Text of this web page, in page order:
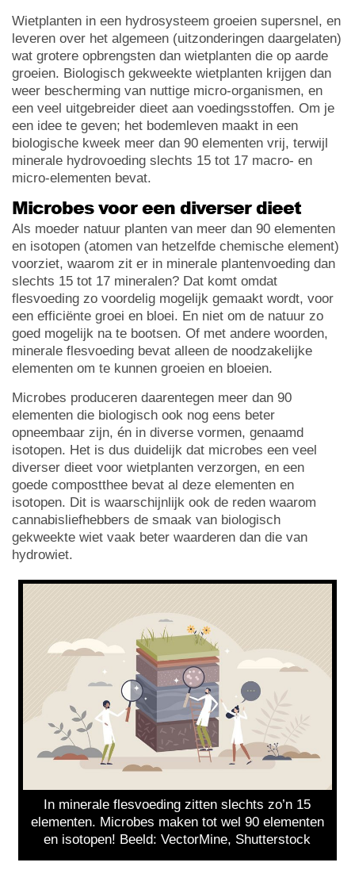
Wietplanten in een hydrosysteem groeien supersnel, en
leveren over het algemeen (uitzonderingen daargelaten)
wat grotere opbrengsten dan wietplanten die op aarde
groeien. Biologisch gekweekte wietplanten krijgen dan
weer bescherming van nuttige micro-organismen, en
een veel uitgebreider dieet aan voedingsstoffen. Om je
een idee te geven; het bodemleven maakt in een
biologische kweek meer dan 90 elementen vrij, terwijl
minerale hydrovoeding slechts 15 tot 17 macro- en
micro-elementen bevat.
Microbes voor een diverser dieet
Als moeder natuur planten van meer dan 90 elementen
en isotopen (atomen van hetzelfde chemische element)
voorziet, waarom zit er in minerale plantenvoeding dan
slechts 15 tot 17 mineralen? Dat komt omdat
flesvoeding zo voordelig mogelijk gemaakt wordt, voor
een efficiënte groei en bloei. En niet om de natuur zo
goed mogelijk na te bootsen. Of met andere woorden,
minerale flesvoeding bevat alleen de noodzakelijke
elementen om te kunnen groeien en bloeien.
Microbes produceren daarentegen meer dan 90
elementen die biologisch ook nog eens beter
opneembaar zijn, én in diverse vormen, genaamd
isotopen. Het is dus duidelijk dat microbes een veel
diverser dieet voor wietplanten verzorgen, en een
goede compostthee bevat al deze elementen en
isotopen. Dit is waarschijnlijk ook de reden waarom
cannabisliefhebbers de smaak van biologisch
gekweekte wiet vaak beter waarderen dan die van
hydrowiet.
In minerale flesvoeding zitten slechts zo’n 15
elementen. Microbes maken tot wel 90 elementen
en isotopen! Beeld: VectorMine, Shutterstock